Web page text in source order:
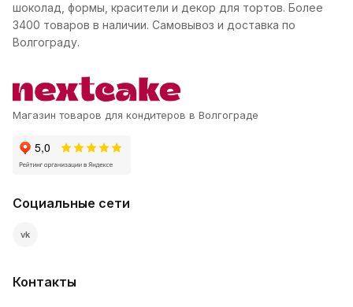
шоколад, формы, красители и декор для тортов. Более
3400 товаров в наличии. Самовывоз и доставка по
Волгограду.
Магазин товаров для кондитеров в Волгограде
Социальные сети
vk
Контакты